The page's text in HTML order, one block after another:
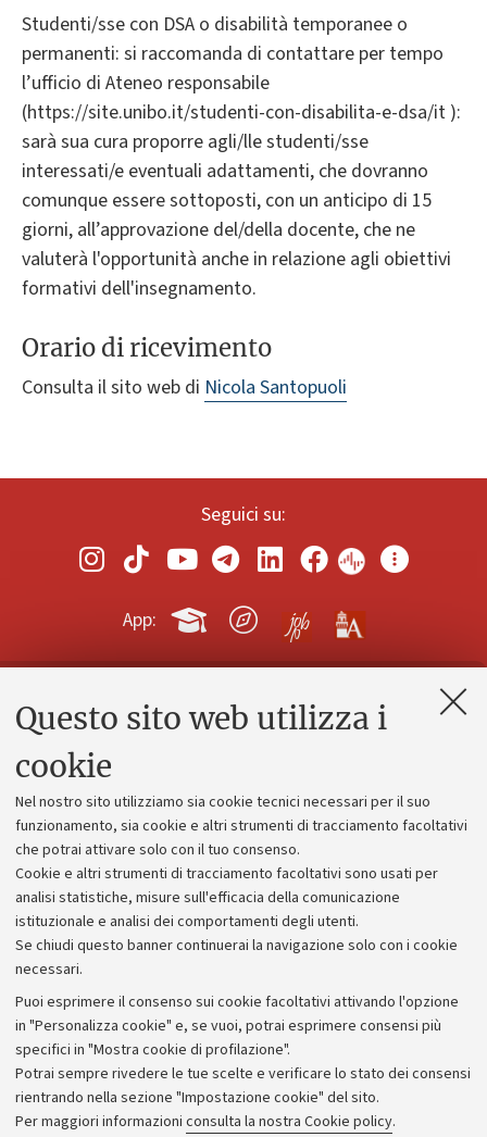
Questo sito web utilizza i
cookie
Nel nostro sito utilizziamo sia cookie tecnici necessari per il suo
funzionamento, sia cookie e altri strumenti di tracciamento facoltativi
che potrai attivare solo con il tuo consenso.
Cookie e altri strumenti di tracciamento facoltativi sono usati per
analisi statistiche, misure sull'efficacia della comunicazione
istituzionale e analisi dei comportamenti degli utenti.
Se chiudi questo banner continuerai la navigazione solo con i cookie
necessari.
Puoi esprimere il consenso sui cookie facoltativi attivando l'opzione
in "Personalizza cookie" e, se vuoi, potrai esprimere consensi più
specifici in "Mostra cookie di profilazione".
Potrai sempre rivedere le tue scelte e verificare lo stato dei consensi
rientrando nella sezione "Impostazione cookie" del sito.
Per maggiori informazioni consulta la nostra Cookie policy.
Studenti/sse con DSA o disabilità temporanee o
permanenti: si raccomanda di contattare per tempo
l’ufficio di Ateneo responsabile
(https://site.unibo.it/studenti-con-disabilita-e-dsa/it ):
sarà sua cura proporre agli/lle studenti/sse
interessati/e eventuali adattamenti, che dovranno
comunque essere sottoposti, con un anticipo di 15
giorni, all’approvazione del/della docente, che ne
valuterà l'opportunità anche in relazione agli obiettivi
formativi dell'insegnamento.
Orario di ricevimento
Consulta il sito web di Nicola Santopuoli
Seguici su:
App:
Contatti e PEC
Alumni community
Piano strategico
Bilanci
Donazioni e 5x1000
Bandi, gare e concorsi
Albo online
Amministrazione trasparente
Atti di notifica